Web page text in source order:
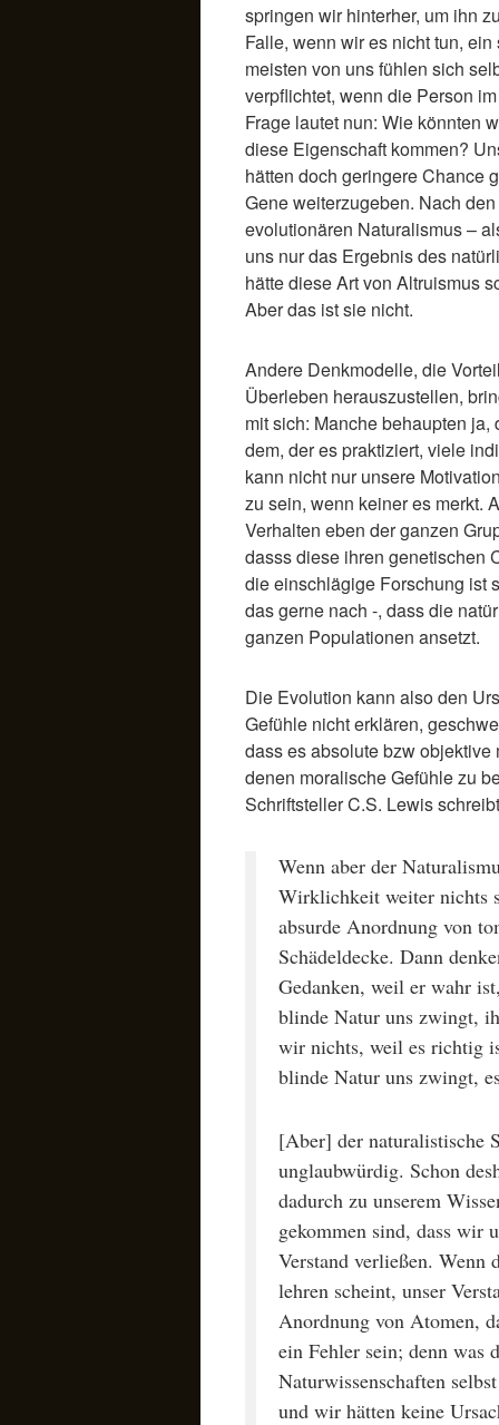
springen wir hinterher, um ihn
Falle, wenn wir es nicht tun,
meisten von uns fühlen sich
verpflichtet, wenn die Person
Frage lautet nun: Wie könnten
diese Eigenschaft kommen?
hätten doch geringere Chance
Gene weiterzugeben. Nach
evolutionären Naturalismus –
uns nur das Ergebnis des
hätte diese Art von Altruismus
Aber das ist sie nicht.
Andere Denkmodelle, die
Überleben herauszustellen,
mit sich: Manche behaupten
dem, der es praktiziert, viele
kann nicht nur unsere
zu sein, wenn keiner es merkt.
Verhalten eben der ganzen
dasss diese ihren genetischen
die einschlägige Forschung ist
das gerne nach -, dass die
ganzen Populationen ansetzt.
Die Evolution kann also den
Gefühle nicht erklären,
dass es absolute bzw
denen moralische Gefühle zu
Schriftsteller C.S. Lewis
Wenn aber der
Wirklichkeit weiter nichts
absurde Anordnung von
Schädeldecke. Dann
Gedanken, weil er wahr
blinde Natur uns zwingt,
wir nichts, weil es richtig
blinde Natur uns zwingt,
[Aber] der naturalistische
unglaubwürdig. Schon
dadurch zu unserem
gekommen sind, dass wir
Verstand verließen. Wenn
lehren scheint, unser
Anordnung von Atomen,
ein Fehler sein; denn was
Naturwissenschaften
und wir hätten keine